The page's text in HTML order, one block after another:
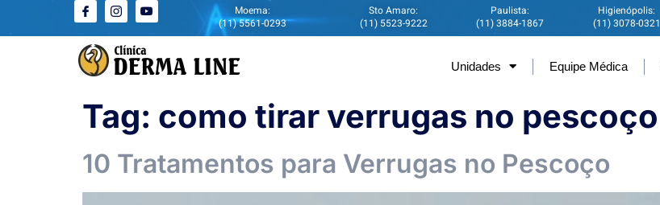
Moema:
(11) 5561-0293
Sto Amaro:
(11) 5523-9222
Paulista:
(11) 3884-1867
Higienópolis:
(11) 3078-0321
Unidades Equipe Médica
Tag: como tirar verrugas no pescoço
10 Tratamentos para Verrugas no Pescoço